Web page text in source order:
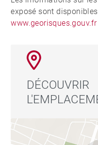
exposé sont
www.georisques.gouv.fr
DÉCOUVRIR